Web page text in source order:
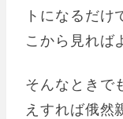
トになるだけ
こから見れば
そんなときで
えすれば俄然